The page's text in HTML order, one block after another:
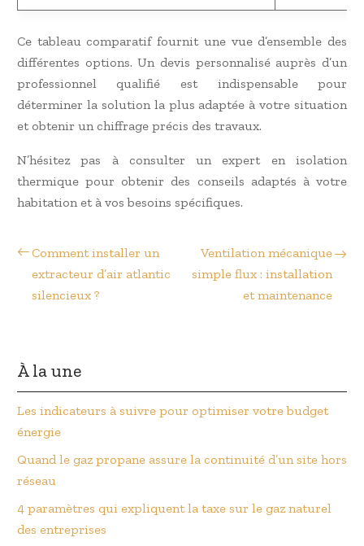
Ce tableau comparatif fournit une vue d’ensemble des
différentes options. Un devis personnalisé auprès d’un
professionnel qualifié est indispensable pour
déterminer la solution la plus adaptée à votre situation
et obtenir un chiffrage précis des travaux.
N’hésitez pas à consulter un expert en isolation
thermique pour obtenir des conseils adaptés à votre
habitation et à vos besoins spécifiques.
Comment installer un
extracteur d’air atlantic
silencieux ?
Ventilation mécanique
simple flux : installation
et maintenance
À la une
Les indicateurs à suivre pour optimiser votre budget
énergie
Quand le gaz propane assure la continuité d’un site hors
réseau
4 paramètres qui expliquent la taxe sur le gaz naturel
des entreprises